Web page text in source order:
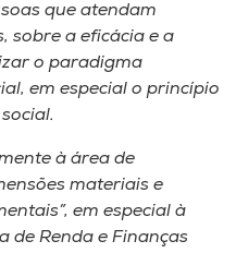
que atendam
sobre a eficácia e a
o paradigma
em especial o princípio
à área de
materiais e
em especial à
de Renda e Finanças